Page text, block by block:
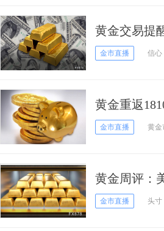
黄金交易提
势变化
金市直播 信心
黄金重返
分析：转入
金市直播 黄金
黄金周评：
来最大周跌幅
金市直播 头寸